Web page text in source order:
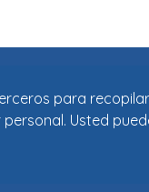
para
Usted